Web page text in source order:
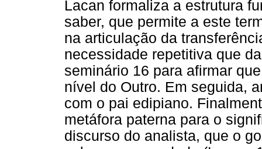
Lacan formaliza a estrutura
saber, que permite a este
na articulação da
necessidade repetitiva que
seminário 16 para afirmar
nível do Outro. Em seguida,
com o pai edipiano.
metáfora paterna para o
discurso do analista, que o